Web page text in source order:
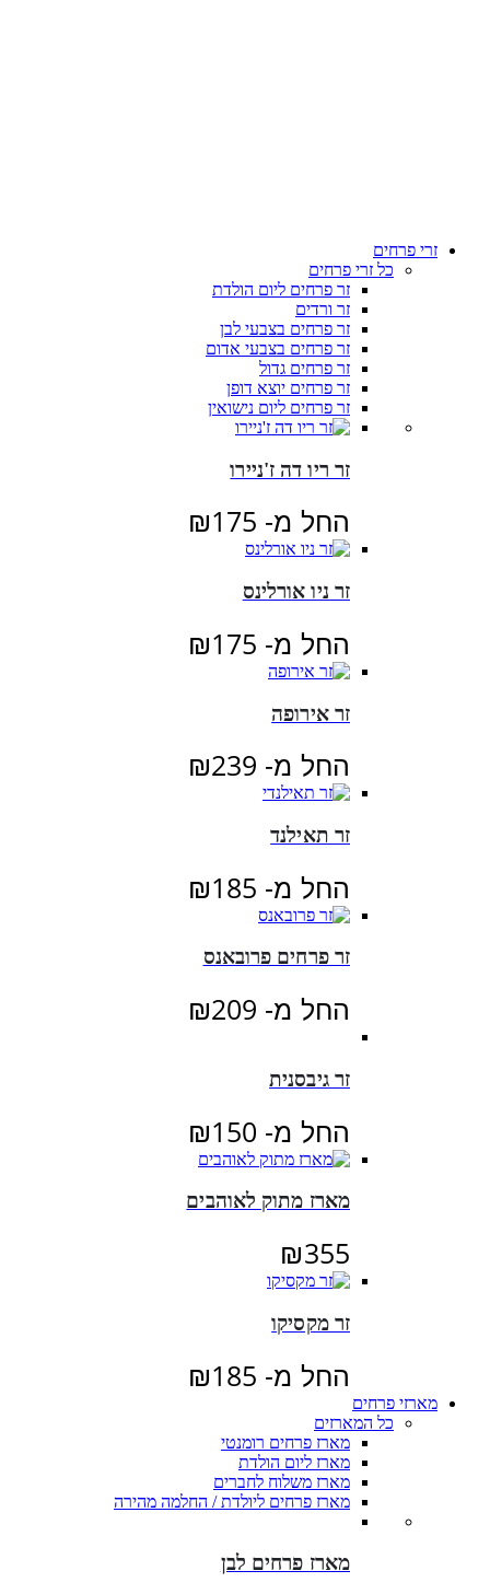
זרי פרחים
כל זרי פרחים
זר פרחים ליום הולדת
זר ורדים
זר פרחים בצבעי לבן
זר פרחים בצבעי אדום
זר פרחים גדול
זר פרחים יוצא דופן
זר פרחים ליום נישואין
זר ריו דה ז'ניירו
החל מ- ₪175
זר ניו אורלינס
החל מ- ₪175
זר אירופה
החל מ- ₪239
זר תאילנד
החל מ- ₪185
זר פרחים פרובאנס
החל מ- ₪209
זר גיבסנית
החל מ- ₪150
מארז מתוק לאוהבים
₪355
זר מקסיקו
החל מ- ₪185
מארזי פרחים
כל המארזים
מארז פרחים רומנטי
מארז ליום הולדת
מארז משלוח לחברים
מארז פרחים ליולדת / החלמה מהירה
מארז פרחים לבן